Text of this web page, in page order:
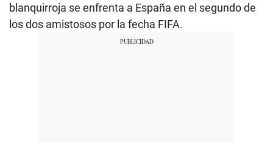
blanquirroja se enfrenta a España en el segundo de
los dos amistosos por la fecha FIFA.